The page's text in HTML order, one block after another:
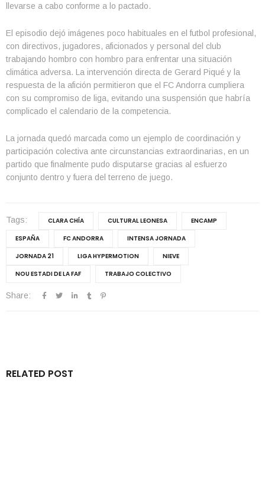
llevarse a cabo conforme a lo pactado.
El episodio dejó imágenes poco habituales en el futbol profesional,
con directivos, jugadores, aficionados y personal del club
trabajando hombro con hombro para enfrentar una situación
climática adversa. La intervención directa de Gerard Piqué y la
respuesta de la afición permitieron que el FC Andorra cumpliera
con su compromiso de liga, evitando una suspensión que habría
complicado el calendario de la competencia.
La jornada quedó marcada como un ejemplo de coordinación y
participación colectiva ante circunstancias extraordinarias, en un
partido que finalmente pudo disputarse gracias al esfuerzo
conjunto dentro y fuera del terreno de juego.
Tags: CLARA CHÍA CULTURAL LEONESA
ENCAMP
ESPAÑA
FC ANDORRA
INTENSA JORNADA
JORNADA 21
LIGA HYPERMOTION
NIEVE
NOU ESTADI DE LA FAF
TRABAJO COLECTIVO
Share:
RELATED POST